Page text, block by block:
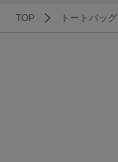
TOP トートバッグ